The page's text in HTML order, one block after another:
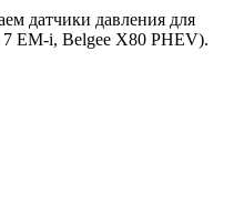
датчики давления для
EM-i, Belgee X80 PHEV).